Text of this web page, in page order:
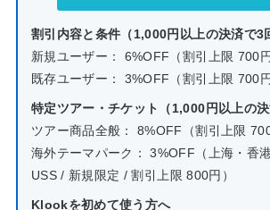
割引内容と条件（1,000円以上の決済で3
新規ユーザー： 6%OFF（割引上限 700円
既存ユーザー： 3%OFF（割引上限 700円
特定ツアー・チケット（1,000円以上の決
ツアー商品全般： 8%OFF（割引上限 700
海外テーマパーク： 3%OFF（上海・香
USS / 新規限定 / 割引上限 800円）
Klookを初めて使う方へ